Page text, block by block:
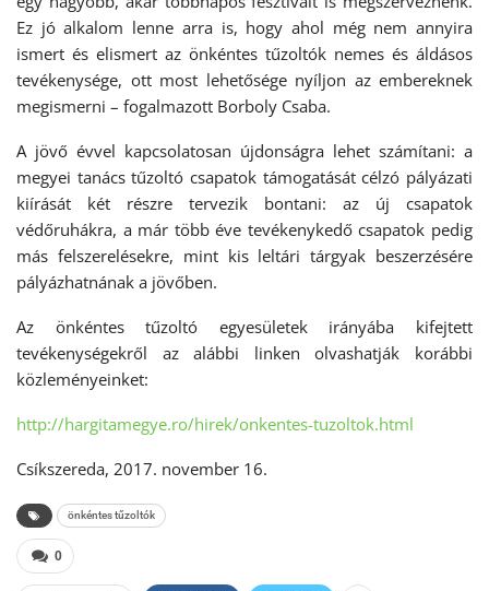
Ez jó alkalom lenne arra is, hogy ahol még nem annyira
ismert és elismert az önkéntes tűzoltók nemes és áldásos
tevékenysége, ott most lehetősége nyíljon az embereknek
megismerni – fogalmazott Borboly Csaba.
A jövő évvel kapcsolatosan újdonságra lehet számítani: a
megyei tanács tűzoltó csapatok támogatását célzó pályázati
kiírását két részre tervezik bontani: az új csapatok
védőruhákra, a már több éve tevékenykedő csapatok pedig
más felszerelésekre, mint kis leltári tárgyak beszerzésére
pályázhatnának a jövőben.
Az önkéntes tűzoltó egyesületek irányába kifejtett
tevékenységekről az alábbi linken olvashatják korábbi
közleményeinket:
http://hargitamegye.ro/hirek/onkentes-tuzoltok.html
Csíkszereda, 2017. november 16.
önkéntes tűzoltók
0